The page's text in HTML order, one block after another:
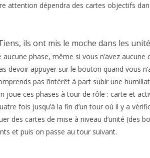
attention dépendra des cartes objectifs
ils ont mis le moche dans les
phase, même si vous n’avez
devoir appuyer sur le bouton quand vous
pas l’intérêt à part subir une
joue ces phases à tour de rôle : carte et
fois jusqu’à la fin d’un tour où il y a
des cartes de mise à niveau d’unité (des
et puis on passe au tour suivant.